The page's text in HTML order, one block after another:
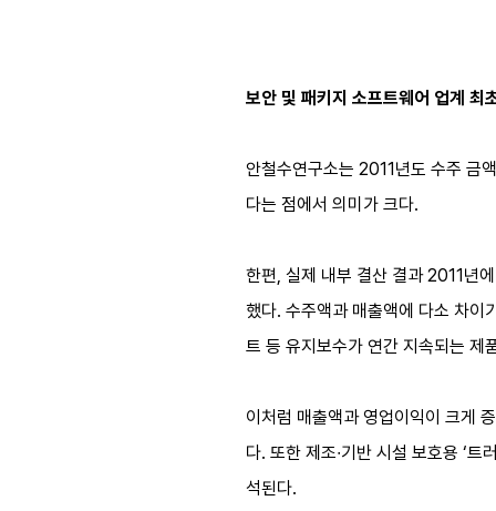
보안 및 패키지 소프트웨어 업계 최
안철수연구소는 2011년도 수주 금
다는 점에서 의미가 크다.
한편, 실제 내부 결산 결과 2011년
했다. 수주액과 매출액에 다소 차이
트 등 유지보수가 연간 지속되는 제
이처럼 매출액과 영업이익이 크게
다. 또한 제조∙기반 시설 보호용 ‘
석된다.